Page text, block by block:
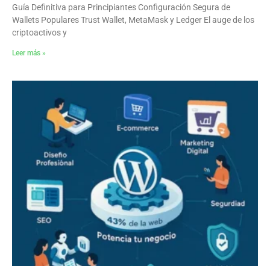
Guía Definitiva para Principiantes Configuración Segura de
Wallets Populares Trust Wallet, MetaMask y Ledger El auge de los
criptoactivos y
Leer más »